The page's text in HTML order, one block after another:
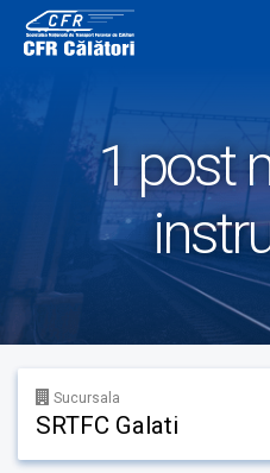
content
1 post
Sucursala
SRTFC Galati